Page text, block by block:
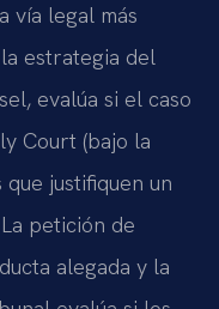
vía legal más
estrategia del
evalúa si el caso
Court (bajo la
que justifiquen un
petición de
alegada y la